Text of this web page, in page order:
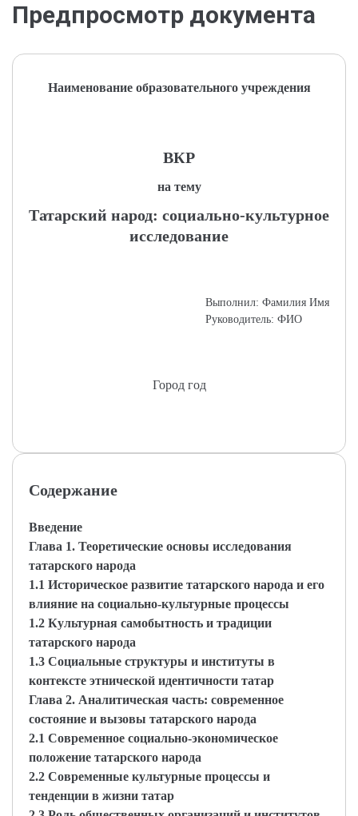
Предпросмотр документа
Наименование образовательного учреждения
ВКР
на тему
Татарский народ: социально-культурное
исследование
Выполнил: Фамилия Имя
Руководитель: ФИО
Город год
Содержание
Введение
Глава 1. Теоретические основы исследования
татарского народа
1.1 Историческое развитие татарского народа и его
влияние на социально-культурные процессы
1.2 Культурная самобытность и традиции
татарского народа
1.3 Социальные структуры и институты в
контексте этнической идентичности татар
Глава 2. Аналитическая часть: современное
состояние и вызовы татарского народа
2.1 Современное социально-экономическое
положение татарского народа
2.2 Современные культурные процессы и
тенденции в жизни татар